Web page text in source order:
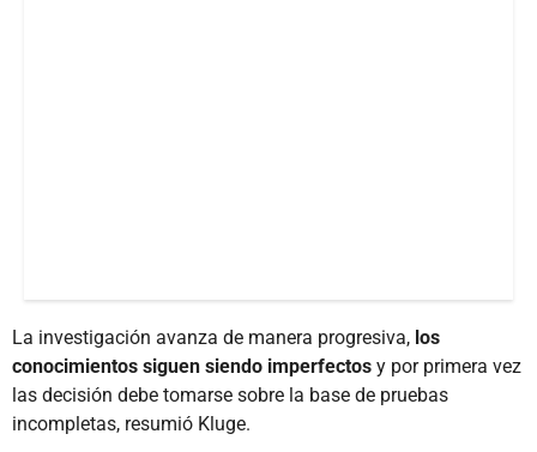
La investigación avanza de manera progresiva, los
conocimientos siguen siendo imperfectos y por primera vez
las decisión debe tomarse sobre la base de pruebas
incompletas, resumió Kluge.